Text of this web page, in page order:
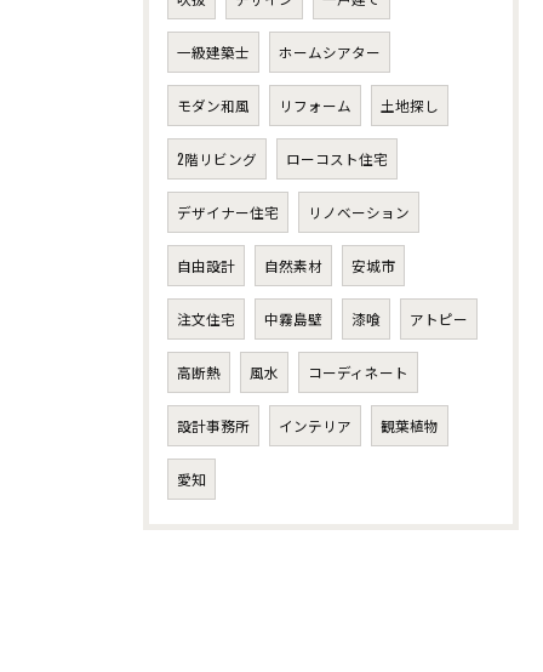
一級建築士 ホームシアター
モダン和風 リフォーム 土地探し
2階リビング ローコスト住宅
デザイナー住宅 リノベーション
自由設計 自然素材 安城市
注文住宅 中霧島壁 漆喰 アトピー
高断熱 風水 コーディネート
設計事務所 インテリア 観葉植物
愛知